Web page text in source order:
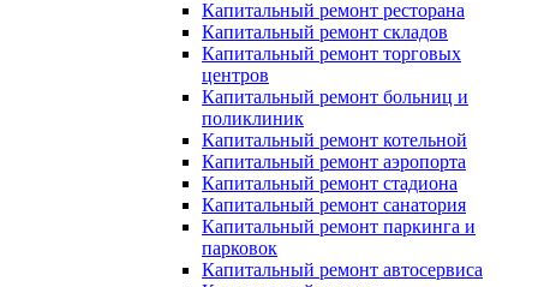
Капитальный ремонт ресторана
Капитальный ремонт складов
Капитальный ремонт торговых
центров
Капитальный ремонт больниц и
поликлиник
Капитальный ремонт котельной
Капитальный ремонт аэропорта
Капитальный ремонт стадиона
Капитальный ремонт санатория
Капитальный ремонт паркинга и
парковок
Капитальный ремонт автосервиса